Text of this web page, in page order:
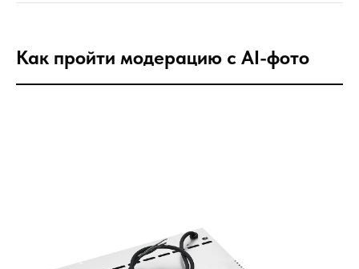
Как пройти модерацию с AI-фото